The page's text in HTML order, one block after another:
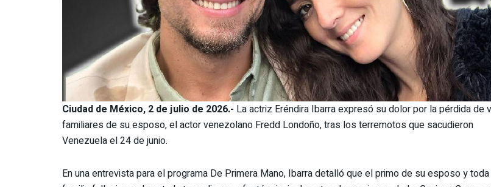
Ciudad de México, 2 de julio de 2026.- La actriz Eréndira Ibarra expresó su dolor por la pérdida de
familiares de su esposo, el actor venezolano Fredd Londoño, tras los terremotos que sacudieron
Venezuela el 24 de junio.
En una entrevista para el programa De Primera Mano, Ibarra detalló que el primo de su esposo y